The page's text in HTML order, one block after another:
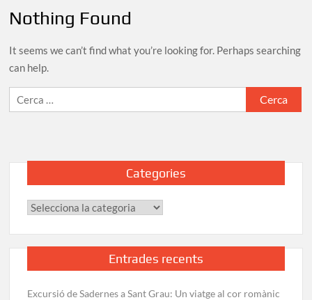
Nothing Found
It seems we can’t find what you’re looking for. Perhaps searching
can help.
Cerca:
Categories
Categories
Entrades recents
Excursió de Sadernes a Sant Grau: Un viatge al cor romànic